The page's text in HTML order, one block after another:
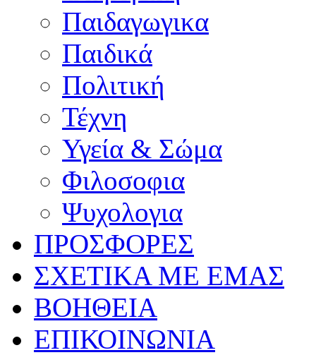
Παιδαγωγικα
Παιδικά
Πολιτική
Τέχνη
Υγεία & Σώμα
Φιλοσοφια
Ψυχολογια
ΠΡΟΣΦΟΡΕΣ
ΣΧΕΤΙΚΑ ΜΕ ΕΜΑΣ
ΒΟΗΘΕΙΑ
ΕΠΙΚΟΙΝΩΝΙΑ